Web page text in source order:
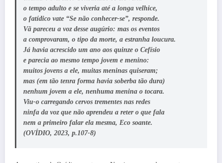
o tempo adulto e se viveria até a longa velhice,
o fatídico vate “Se não conhecer-se”, responde.
Vã pareceu a voz desse augúrio: mas os eventos
a comprovaram, o tipo da morte, a estranha loucura.
Já havia acrescido um ano aos quinze o Cefísio
e parecia ao mesmo tempo jovem e menino:
muitos jovens a ele, muitas meninas quiseram;
mas (em tão tenra forma havia soberba tão dura)
nenhum jovem a ele, nenhuma menina o tocara.
Viu-o carregando cervos trementes nas redes
ninfa da voz que não aprendeu a reter o que fala
nem a primeiro falar ela mesma, Eco soante.
(OVÍDIO, 2023, p.107-8)